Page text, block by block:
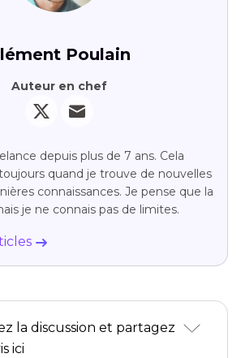
Poulain
Auteur en chef
depuis plus de 7 ans. Cela
quand je trouve de nouvelles
connaissances. Je pense que la
je ne connais pas de limites.
la discussion et partagez
ici